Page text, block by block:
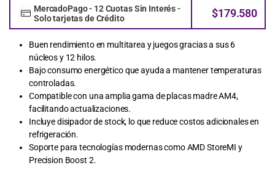
MercadoPago - 12 Cuotas Sin Interés -
Solo tarjetas de Crédito
$179.580
Buen rendimiento en multitarea y juegos gracias a sus 6
núcleos y 12 hilos.
Bajo consumo energético que ayuda a mantener temperaturas
controladas.
Compatible con una amplia gama de placas madre AM4,
facilitando actualizaciones.
Incluye disipador de stock, lo que reduce costos adicionales en
refrigeración.
Soporte para tecnologías modernas como AMD StoreMI y
Precision Boost 2.